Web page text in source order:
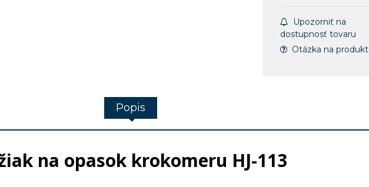
Upozorniť na
dostupnosť tovaru
Otázka na produkt
Popis
na opasok krokomeru HJ-113